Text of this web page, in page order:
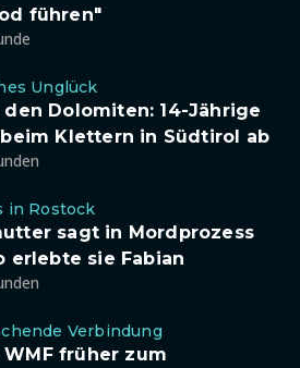
führen"
Unglück
den Dolomiten: 14-Jährige
Klettern in Südtirol ab
in Rostock
sagt in Mordprozess
erlebte sie Fabian
Verbindung
früher zum